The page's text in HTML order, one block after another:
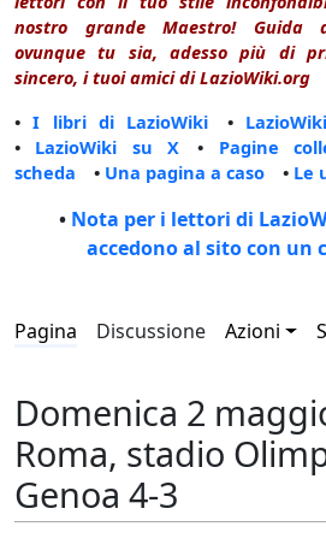
nostro grande Maestro! Guida
ovunque tu sia, adesso più di
sincero, i tuoi amici di LazioWiki.org
•I libri di LazioWiki •
• LazioWiki su X • Pagine
scheda • Una pagina a caso • Le
• Nota per i lettori di
accedono al sito con un
Pagina Discussione Azioni
Domenica 2
Roma, stadio
Genoa 4-3